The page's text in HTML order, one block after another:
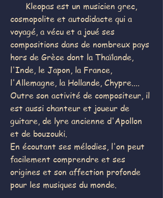
Kleopas est un musicien grec,
cosmopolite et autodidacte qui a
voyagé, a vécu et a joué ses
compositions dans de nombreux pays
hors de Grèce dont la Thaïlande,
l'Inde, le Japon, la France,
l'Allemagne, la Hollande, Chypre....
Outre son activité de compositeur, il
est aussi chanteur et joueur de
guitare, de lyre ancienne d'Apollon
et de bouzouki.
En écoutant ses mélodies, l'on peut
facilement comprendre et ses
origines et son affection profonde
pour les musiques du monde.